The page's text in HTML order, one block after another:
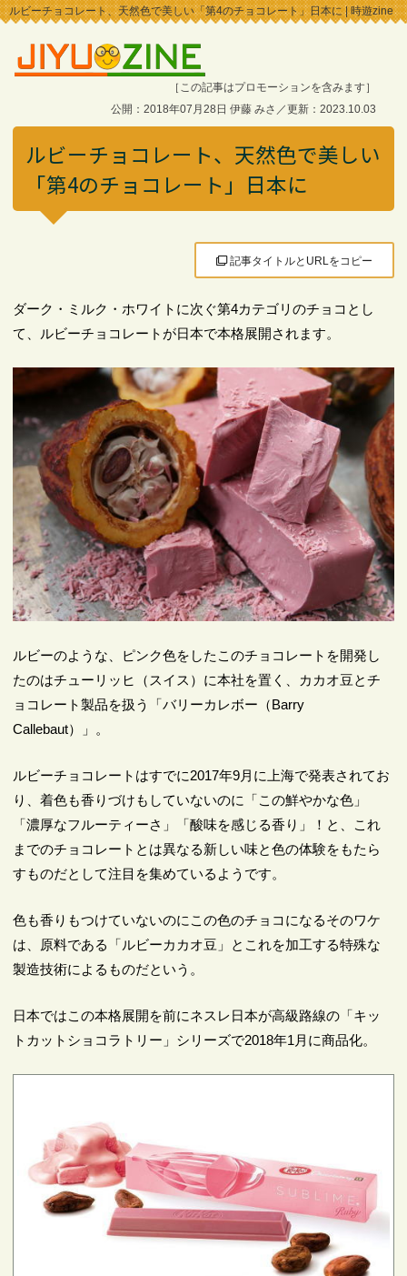
ルビーチョコレート、天然色で美しい「第4のチョコレート」日本に | 時遊zine
［この記事はプロモーションを含みます］
公開：2018年07月28日 伊藤 みさ／更新：2023.10.03
ルビーチョコレート、天然色で美しい
「第4のチョコレート」日本に
記事タイトルとURLをコピー
ダーク・ミルク・ホワイトに次ぐ第4カテゴリのチョコとし
て、ルビーチョコレートが日本で本格展開されます。
ルビーのような、ピンク色をしたこのチョコレートを開発し
たのはチューリッヒ（スイス）に本社を置く、カカオ豆とチ
ョコレート製品を扱う「バリーカレボー（Barry
Callebaut）」。
ルビーチョコレートはすでに2017年9月に上海で発表されてお
り、着色も香りづけもしていないのに「この鮮やかな色」
「濃厚なフルーティーさ」「酸味を感じる香り」！と、これ
までのチョコレートとは異なる新しい味と色の体験をもたら
すものだとして注目を集めているようです。
色も香りもつけていないのにこの色のチョコになるそのワケ
は、原料である「ルビーカカオ豆」とこれを加工する特殊な
製造技術によるものだという。
日本ではこの本格展開を前にネスレ日本が高級路線の「キッ
トカットショコラトリー」シリーズで2018年1月に商品化。